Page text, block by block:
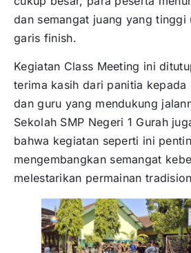
dan semangat juang yang tinggi
garis finish.
Kegiatan Class Meeting ini
terima kasih dari panitia kepada
dan guru yang mendukung
Sekolah SMP Negeri 1 Gurah
bahwa kegiatan seperti ini
mengembangkan semangat
melestarikan permainan